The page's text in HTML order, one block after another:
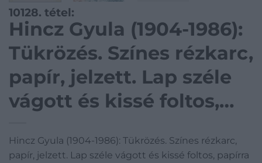
10128. tétel:
Hincz Gyula (1904-1986):
Tükrözés. Színes rézkarc,
papír, jelzett. Lap széle
vágott és kissé foltos,
33,5×25 cm.
Hincz Gyula (1904-1986): Tükrözés. Színes rézkarc,
papír, jelzett. Lap széle vágott és kissé foltos, papírra